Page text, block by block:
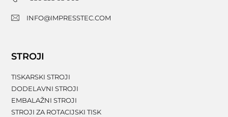
INFO@IMPRESSTEC.COM
STROJI
TISKARSKI STROJI
DODELAVNI STROJI
EMBALAŽNI STROJI
STROJI ZA ROTACIJSKI TISK